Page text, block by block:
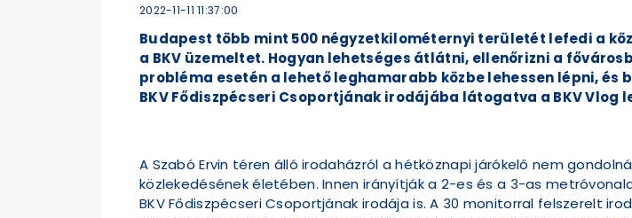
2022-11-11 11:37:00
Budapest több mint 500 négyzetkilométernyi területét lefedi a
a BKV üzemeltet. Hogyan lehetséges átlátni, ellenőrizni a
probléma esetén a lehető leghamarabb közbe lehessen lépni,
BKV Fődiszpécseri Csoportjának irodájába látogatva a BKV Vlog
A Szabó Ervin téren álló irodaházról a hétköznapi járókelő nem
közlekedésének életében. Innen irányítják a 2-es és a 3-as
BKV Fődiszpécseri Csoportjának irodája is. A 30 monitorral felszerelt